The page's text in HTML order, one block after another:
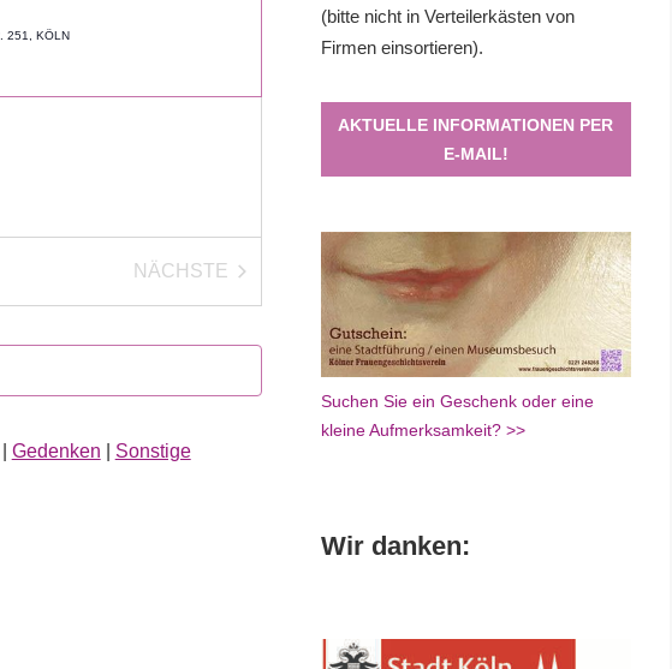
EINGANG MELATEN GEGENÜBER AACHENER STR. 251, KÖLN
NÄCHSTE
VERANSTALTUNGEN
Gedenken Sonstige
(bitte nicht in Verteilerkästen von
Firmen einsortieren).
AKTUELLE INFORMATIONEN PER
E-MAIL!
Suchen Sie ein Geschenk oder eine
kleine Aufmerksamkeit? >>
Wir danken: